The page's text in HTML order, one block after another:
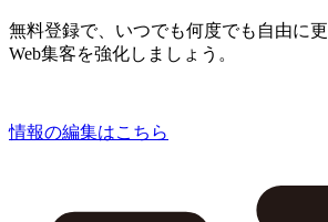
無料登録で、いつでも何度でも自由に
Web集客を強化しましょう。
情報の編集はこちら